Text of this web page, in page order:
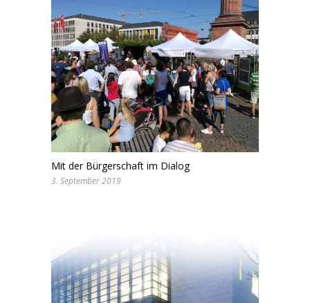
Mit der Bürgerschaft im Dialog
3. September 2019